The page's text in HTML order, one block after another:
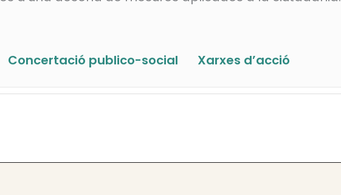
Concertació publico-social Xarxes d’acció